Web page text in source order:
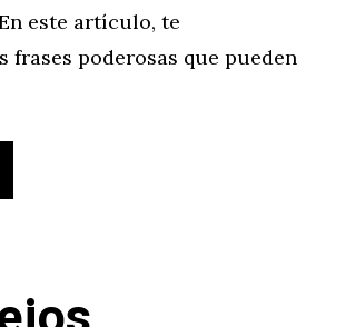
este artículo, te
frases poderosas que pueden